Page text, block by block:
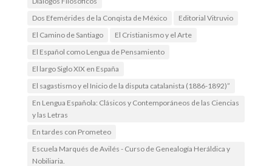
Dos Efemérides de la Conqista de México
Editorial Vitruvio
El Camino de Santiago
El Cristianismo y el Arte
El Español como Lengua de Pensamiento
El largo Siglo XIX en España
El sagastismo y el Inicio de la disputa catalanista (1886-1892)”
En Lengua Española: Clásicos y Contemporáneos de las Ciencias
y las Letras
En tardes con Prometeo
Escuela Marqués de Avilés - Curso de Genealogía Heráldica y
Nobiliaria.